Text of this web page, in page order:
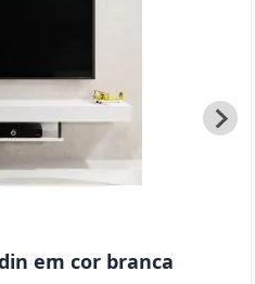
em cor branca